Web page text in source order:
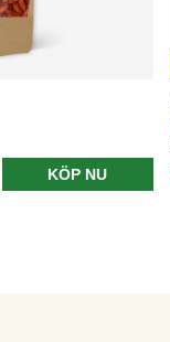
KÖP NU